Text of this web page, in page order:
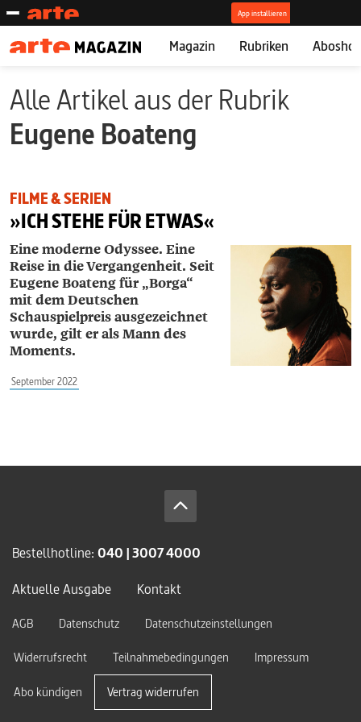
Magazin Rubriken
Alle Artikel aus der Rubrik
Eugene Boateng
FILME & SERIEN
»ICH STEHE FÜR ETWAS«
Eine moderne Odyssee. Eine
Reise in die Vergangenheit. Seit
Eugene Boateng für „Borga“
mit dem Deutschen
Schauspielpreis ausgezeichnet
wurde, gilt er als Mann des
Moments.
September 2022
Bestellhotline: 040 | 3007 4000
Aktuelle Ausgabe
Kontakt
AGB Datenschutz
Datenschutzeinstellungen
Widerrufsrecht
Teilnahmebedingungen Impressum
Abo kündigen Vertrag widerrufen